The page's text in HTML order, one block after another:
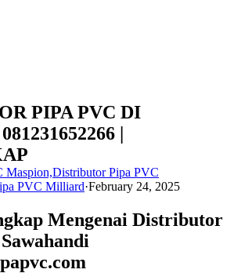
PIPA PVC DI
|
Maspion,Distributor Pipa PVC
PVC Milliard·February 24, 2025
Mengenai Distributor